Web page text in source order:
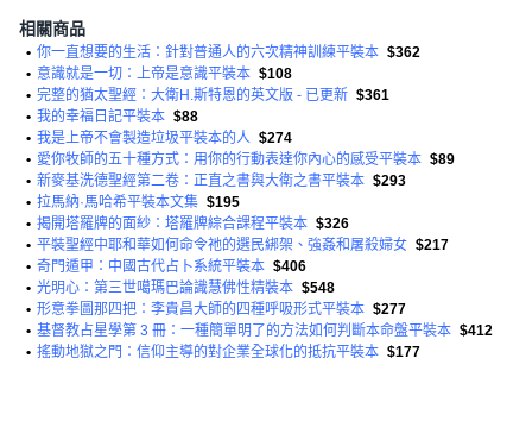
相關商品
• 你一直想要的生活：針對普通人的六次精神訓練平裝本 $362
• 意識就是一切：上帝是意識平裝本 $108
• 完整的猶太聖經：大衛H.斯特恩的英文版 - 已更新 $361
• 我的幸福日記平裝本 $88
• 我是上帝不會製造垃圾平裝本的人 $274
• 愛你牧師的五十種方式：用你的行動表達你內心的感受平裝本 $89
• 新麥基洗德聖經第二卷：正直之書與大衛之書平裝本 $293
• 拉馬納·馬哈希平裝本文集 $195
• 揭開塔羅牌的面紗：塔羅牌綜合課程平裝本 $326
• 平裝聖經中耶和華如何命令祂的選民綁架、強姦和屠殺婦女 $217
• 奇門遁甲：中國古代占卜系統平裝本 $406
• 光明心：第三世噶瑪巴論識慧佛性精裝本 $548
• 形意拳圖那四把：李貴昌大師的四種呼吸形式平裝本 $277
• 基督教占星學第 3 冊：一種簡單明了的方法如何判斷本命盤平裝本 $412
• 搖動地獄之門：信仰主導的對企業全球化的抵抗平裝本 $177